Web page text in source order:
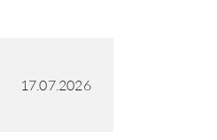
17.07.2026